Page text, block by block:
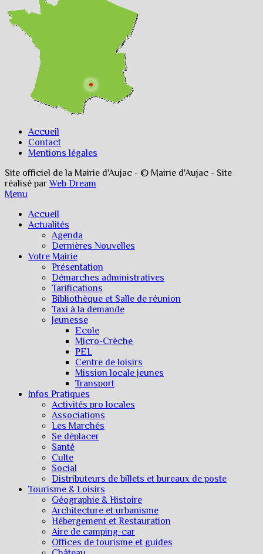
Accueil
Contact
Mentions légales
Site officiel de la Mairie d'Aujac - © Mairie d'Aujac - Site
réalisé parWeb Dream
Menu
Accueil
Actualités
Agenda
Dernières Nouvelles
Votre Mairie
Présentation
Démarches administratives
Tarifications
Bibliothèque et Salle de réunion
Taxi à la demande
Jeunesse
Ecole
Micro-Crèche
PEL
Centre de loisirs
Mission locale jeunes
Transport
Infos Pratiques
Activités pro locales
Associations
Les Marchés
Se déplacer
Santé
Culte
Social
Distributeurs de billets et bureaux de poste
Tourisme & Loisirs
Géographie & Histoire
Architecture et urbanisme
Hébergement et Restauration
Aire de camping-car
Offices de tourisme et guides